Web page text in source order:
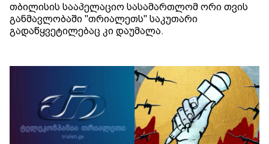
თბილისის სააპელაციო სასამართლომ ორი თვის
განმავლობაში "თრიალეთს" საკუთარი
გადაწყვეტილებაც კი დაუმალა.